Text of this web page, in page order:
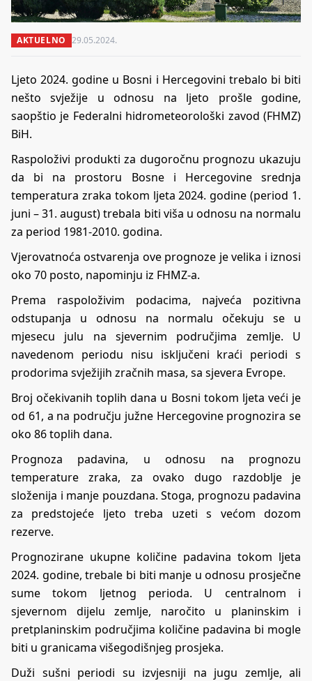
AKTUELNO 29.05.2024.
Ljeto 2024. godine u Bosni i Hercegovini trebalo bi biti
nešto svježije u odnosu na ljeto prošle godine,
saopštio je Federalni hidrometeorološki zavod (FHMZ)
BiH.
Raspoloživi produkti za dugoročnu prognozu ukazuju
da bi na prostoru Bosne i Hercegovine srednja
temperatura zraka tokom ljeta 2024. godine (period 1.
juni – 31. august) trebala biti viša u odnosu na normalu
za period 1981-2010. godina.
Vjerovatnoća ostvarenja ove prognoze je velika i iznosi
oko 70 posto, napominju iz FHMZ-a.
Prema raspoloživim podacima, najveća pozitivna
odstupanja u odnosu na normalu očekuju se u
mjesecu julu na sjevernim područjima zemlje. U
navedenom periodu nisu isključeni kraći periodi s
prodorima svježijih zračnih masa, sa sjevera Evrope.
Broj očekivanih toplih dana u Bosni tokom ljeta veći je
od 61, a na području južne Hercegovine prognozira se
oko 86 toplih dana.
Prognoza padavina, u odnosu na prognozu
temperature zraka, za ovako dugo razdoblje je
složenija i manje pouzdana. Stoga, prognozu padavina
za predstojeće ljeto treba uzeti s većom dozom
rezerve.
Prognozirane ukupne količine padavina tokom ljeta
2024. godine, trebale bi biti manje u odnosu prosječne
sume tokom ljetnog perioda. U centralnom i
sjevernom dijelu zemlje, naročito u planinskim i
pretplaninskim područjima količine padavina bi mogle
biti u granicama višegodišnjeg prosjeka.
Duži sušni periodi su izvjesniji na jugu zemlje, ali